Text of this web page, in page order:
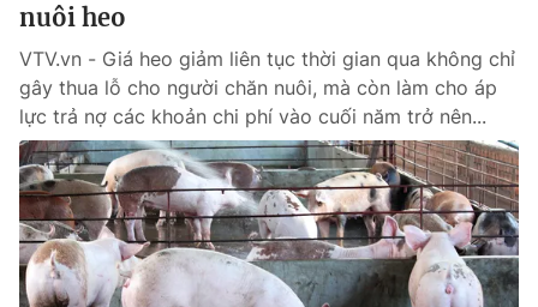
nuôi heo
VTV.vn - Giá heo giảm liên tục thời gian qua không chỉ
gây thua lỗ cho người chăn nuôi, mà còn làm cho áp
lực trả nợ các khoản chi phí vào cuối năm trở nên...